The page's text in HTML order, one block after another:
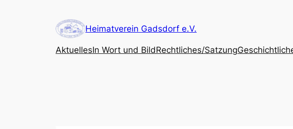
Heimatverein Gadsdorf e.V.
AktuellesIn Wort und BildRechtliches/Satzung